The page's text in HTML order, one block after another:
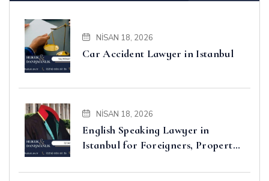
NISAN 18, 2026
Car Accident Lawyer in Istanbul
NISAN 18, 2026
English Speaking Lawyer in
Istanbul for Foreigners, Property,